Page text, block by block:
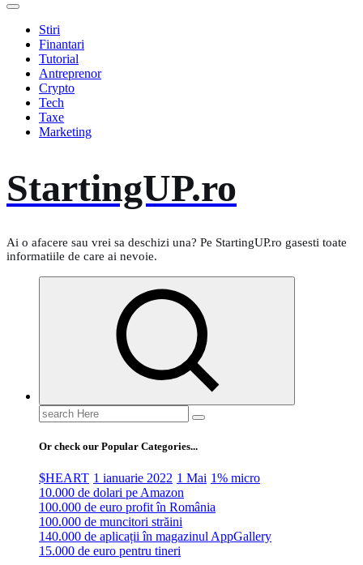
Stiri
Finantari
Tutorial
Antreprenor
Crypto
Tech
Taxe
Marketing
StartingUP.ro
Ai o afacere sau vrei sa deschizi una? Pe StartingUP.ro gasesti toate
informatiile de care ai nevoie.
Search
for:
Or check our Popular Categories...
$HEART 1 ianuarie 2022 1 Mai 1% micro
10.000 de dolari pe Amazon
100.000 de euro profit în România
100.000 de muncitori străini
140.000 de aplicații în magazinul AppGallery
15.000 de euro pentru tineri